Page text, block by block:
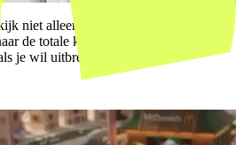
niet alleen naar de
de totale kosten over twee jaar én
je wil uitbreiden.